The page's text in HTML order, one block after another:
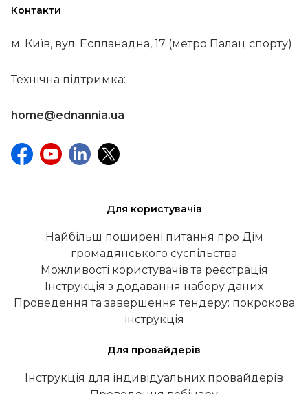
Контакти
м. Київ, вул. Еспланадна, 17 (метро Палац спорту)
Технічна підтримка:
home@ednannia.ua
Для користувачів
Найбільш поширені питання про Дім
громадянського суспільства
Можливості користувачів та реєстрація
Інструкція з додавання набору даних
Проведення та завершення тендеру: покрокова
інструкція
Для провайдерів
Інструкція для індивідуальних провайдерів